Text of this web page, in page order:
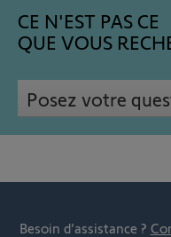
CE N'EST PAS CE
QUE VOUS
Posez votre
Besoin d’assistance ?